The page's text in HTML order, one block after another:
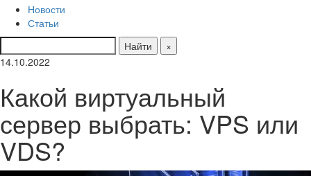
Новости
Статьи
Найти
×
14.10.2022
Какой виртуальный
сервер выбрать: VPS или
VDS?